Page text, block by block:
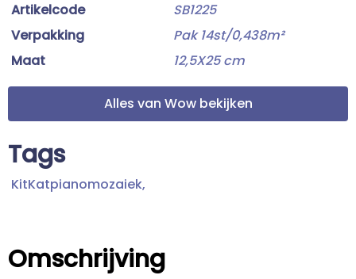
Artikelcode
SB1225
Verpakking
Pak 14st/0,438m²
Maat
12,5X25 cm
Alles van Wow bekijken
Tags
KitKatpianomozaiek,
Omschrijving